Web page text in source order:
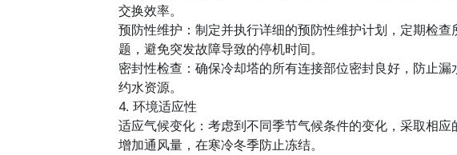
交换效率。
预防性维护：制定并执行详细的预防性维护计划，定期检
题，避免突发故障导致的停机时间。
密封性检查：确保冷却塔的所有连接部位密封良好，防止
约水资源。
4. 环境适应性
适应气候变化：考虑到不同季节气候条件的变化，采取相
增加通风量，在寒冷冬季防止冻结。